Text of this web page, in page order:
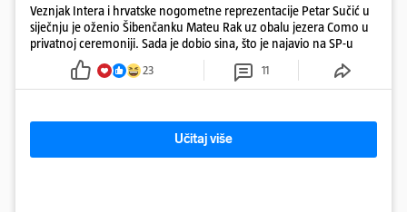
Veznjak Intera i hrvatske nogometne reprezentacije Petar Sučić u
siječnju je oženio Šibenčanku Mateu Rak uz obalu jezera Como u
privatnoj ceremoniji. Sada je dobio sina, što je najavio na SP-u
23 11
Učitaj više